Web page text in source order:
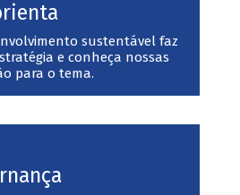
sustentável faz
e conheça nossas
para o tema.